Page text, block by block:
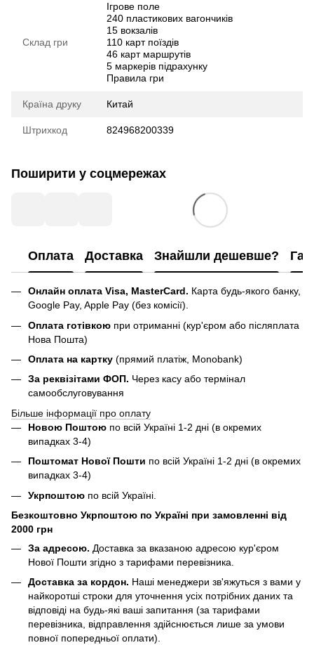
Склад гри
Ігрове поле
240 пластикових вагончиків
15 вокзалів
110 карт поїздів
46 карт маршрутів
5 маркерів підрахунку
Правила гри
Країна друку Китай
Штрихкод 824968200339
Поширити у соцмережах
Оплата Доставка Знайшли дешевше?
Онлайн оплата Visa, MasterCard. Карта будь-якого банку,
Google Pay, Apple Pay (без комісії).
Оплата готівкою при отриманні (кур'єром або післяплата
Нова Пошта)
Оплата на картку (прямий платіж, Monobank)
За реквізітами ФОП. Через касу або термінал
самообслуговування
Більше інформації про оплату
Новою Поштою по всій Україні 1-2 дні (в окремих
випадках 3-4)
Поштомат Нової Пошти по всій Україні 1-2 дні (в окремих
випадках 3-4)
Укрпоштою по всій Україні.
Безкоштовно Укрпоштою по Україні при замовленні від
2000 грн
За адресою. Доставка за вказаною адресою кур'єром
Нової Пошти згідно з тарифами перевізника.
Доставка за кордон. Наші менеджери зв'яжуться з вами у
найкоротші строки для уточнення усіх потрібних даних та
відповіді на будь-які ваші запитання (за тарифами
перевізника, відправлення здійснюється лише за умови
повної попередньої оплати).